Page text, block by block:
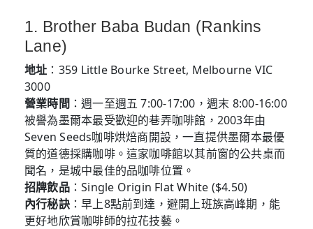
1. Brother Baba Budan (Rankins
Lane)
地址 ：359 Little Bourke Street, Melbourne VIC
3000
營業時間 ：週一至週五 7:00-17:00，週末 8:00-16:00
被譽為墨爾本最受歡迎的巷弄咖啡館，2003年由
Seven Seeds咖啡烘焙商開設，一直提供墨爾本最優
質的道德採購咖啡。這家咖啡館以其前窗的公共桌而
聞名，是城中最佳的品咖啡位置。
招牌飲品：Single Origin Flat White ($4.50)
內行秘訣：早上8點前到達，避開上班族高峰期，能
更好地欣賞咖啡師的拉花技藝。